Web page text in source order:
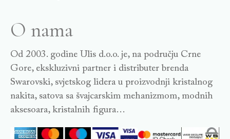
O nama
Od 2003. godine Ulis d.o.o. je, na području Crne
Gore, ekskluzivni partner i distributer brenda
Swarovski, svjetskog lidera u proizvodnji kristalnog
nakita, satova sa švajcarskim mehanizmom, modnih
aksesoara, kristalnih figura…